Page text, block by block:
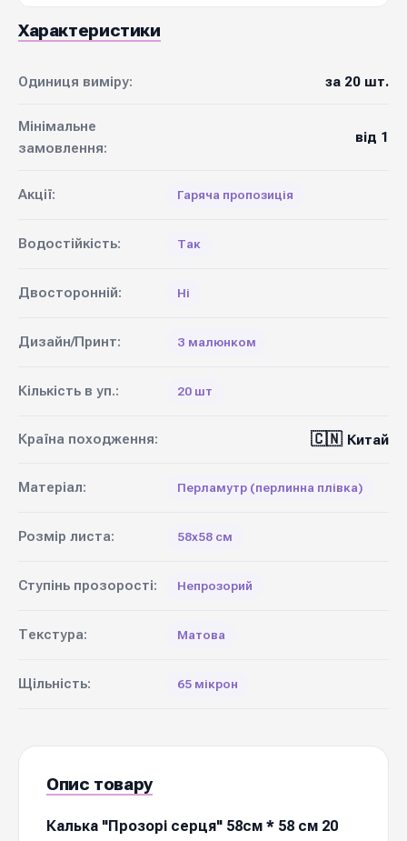
Характеристики
Одиниця виміру: за 20 шт.
Мінімальне
замовлення:
від 1
Акції: Гаряча пропозиція
Водостійкість: Так
Двосторонній: Ні
Дизайн/Принт: З малюнком
Кількість в уп.: 20 шт
Країна походження: 🇨🇳 Китай
Матеріал: Перламутр (перлинна плівка)
Розмір листа: 58х58 см
Ступінь прозорості: Непрозорий
Текстура: Матова
Щільність: 65 мікрон
Опис товару
Калька "Прозорі серця" 58см * 58 см 20